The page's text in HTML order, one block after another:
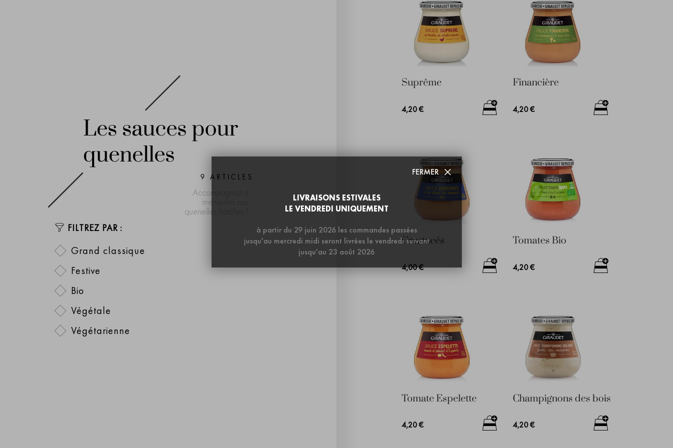
FERMER
LIVRAISONS ESTIVALES
LE VENDREDI UNIQUEMENT
à partir du 29 juin 2026 les commandes passées
jusqu'au mercredi midi seront livrées le vendredi suivant
jusqu'au 23 août 2026
Les sauces pour
quenelles
9 ARTICLES
Accompagnez à
merveilles nos
quenelles fraîches !
FILTREZ PAR :
Grand classique
Festive
Bio
Végétale
Végétarienne
Suprême
4,20 €
Financière
4,20 €
Crustacés
4,00 €
Tomates Bio
4,20 €
Tomate Espelette
4,20 €
Champignons des bois
4,20 €